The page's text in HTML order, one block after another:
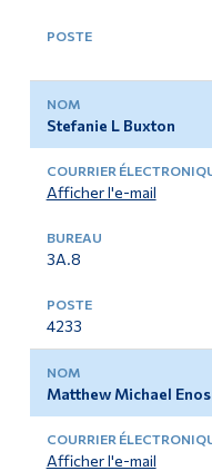
Stefanie L Buxton
Afficher l'e-mail
3A.8
4233
Matthew Michael Enos
Afficher l'e-mail